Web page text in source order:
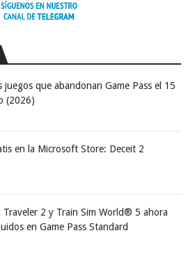
juegos que abandonan Game Pass el 15
(2026)
en la Microsoft Store: Deceit 2
Traveler 2 y Train Sim World® 5 ahora
en Game Pass Standard